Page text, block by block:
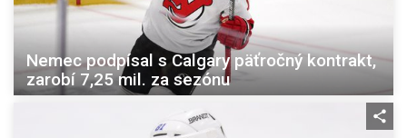
Nemec podpísal s Calgary päťročný kontrakt,
zarobí 7,25 mil. za sezónu